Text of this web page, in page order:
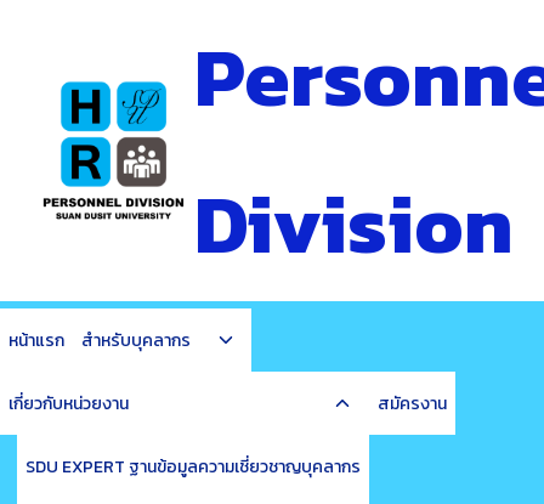
content
Division
หน้าแรก สำหรับบุคลากร
Toggle
child
เกี่ยวกับหน่วยงาน
Toggle
child
menu
SDU EXPERT ฐานข้อมูลความเชี่ยวชาญบุคลากร
สมัครงาน